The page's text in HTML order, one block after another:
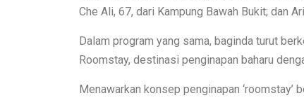
Che Ali, 67, dari Kampung Bawah Bukit; dan
Dalam program yang sama, baginda turut
Roomstay, destinasi penginapan baharu
Menawarkan konsep penginapan